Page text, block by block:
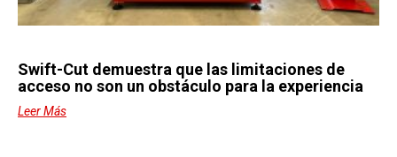
Swift-Cut demuestra que las limitaciones de
acceso no son un obstáculo para la experiencia
Leer Más